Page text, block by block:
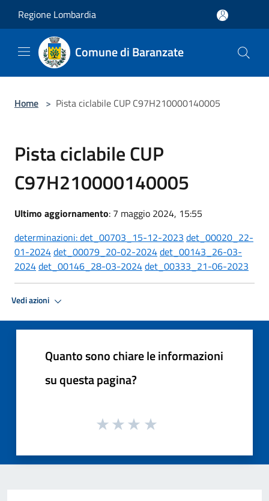
Regione Lombardia
Comune di Baranzate
Home > Pista ciclabile CUP C97H210000140005
Pista ciclabile CUP
C97H210000140005
Ultimo aggiornamento: 7 maggio 2024, 15:55
determinazioni: det_00703_15-12-2023 det_00020_22-
01-2024det_00079_20-02-2024det_00143_26-03-
2024det_00146_28-03-2024det_00333_21-06-2023
Vedi azioni
Quanto sono chiare le informazioni
su questa pagina?